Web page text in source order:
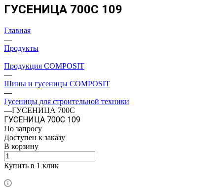
ГУСЕНИЦА 700C 109
Главная
—
Продукты
—
Продукция COMPOSIT
—
Шины и гусеницы COMPOSIT
—
Гусеницы для строительной техники
—ГУСЕНИЦА 700C
ГУСЕНИЦА 700C 109
По запросу
Доступен к заказу
В корзину
Купить в 1 клик